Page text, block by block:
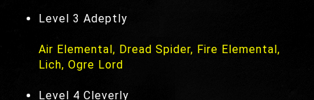
Level 3 Adeptly
Air Elemental, Dread Spider, Fire Elemental,
Lich, Ogre Lord
Level 4 Cleverly